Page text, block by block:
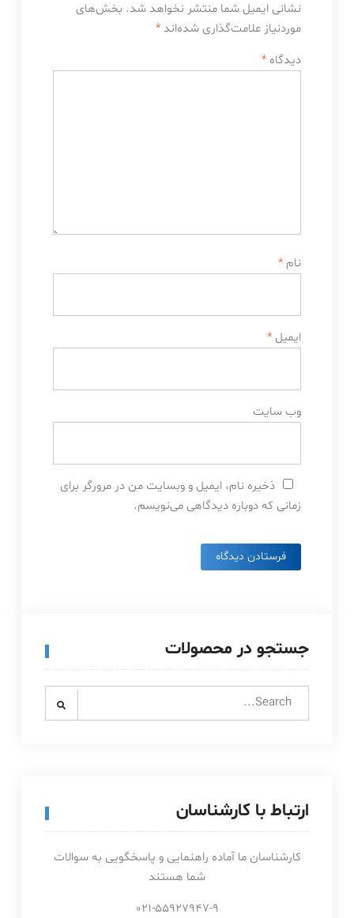
نشانی ایمیل شما منتشر نخواهد شد. بخش‌های
موردنیاز علامت‌گذاری شده‌اند *
دیدگاه *
نام *
ایمیل *
وب‌ سایت
ذخیره نام، ایمیل و وبسایت من در مرورگر برای
زمانی که دوباره دیدگاهی می‌نویسم.
جستجو در محصولات
Search
ارتباط با کارشناسان
کارشناسان ما آماده راهنمایی و پاسخگویی به سوالات
شما هستند
021-55927947-9